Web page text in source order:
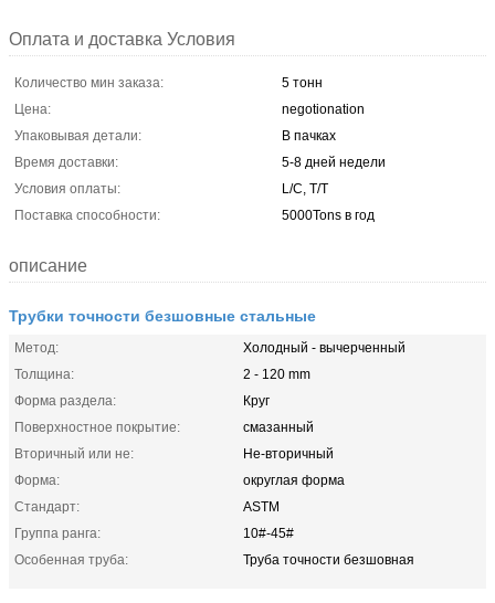
Оплата и доставка Условия
Количество мин заказа:
5 тонн
Цена:
negotionation
Упаковывая детали:
В пачках
Время доставки:
5-8 дней недели
Условия оплаты:
L/C, T/T
Поставка способности:
5000Tons в год
описание
Трубки точности безшовные стальные
Метод:
Холодный - вычерченный
Толщина:
2 - 120 mm
Форма раздела:
Круг
Поверхностное покрытие:
смазанный
Вторичный или не:
Не-вторичный
Форма:
округлая форма
Стандарт:
ASTM
Группа ранга:
10#-45#
Особенная труба:
Труба точности безшовная